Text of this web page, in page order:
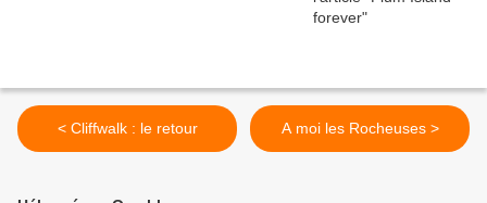
< Cliffwalk : le retour A moi les Rocheuses >